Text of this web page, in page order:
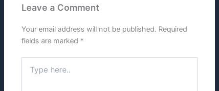
Leave a Comment
Your email address will not be published. Required
fields are marked *
here..